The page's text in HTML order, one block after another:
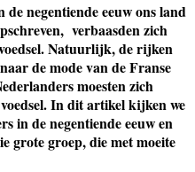
negentiende eeuw ons land
verbaasden zich
Natuurlijk, de rijken
de mode van de Franse
moesten zich
In dit artikel kijken we
in de negentiende eeuw en
grote groep, die met moeite